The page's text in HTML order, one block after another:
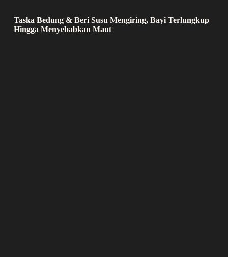
Taska Bedung & Beri Susu Mengiring, Bayi Terlungkup
Hingga Menyebabkan Maut